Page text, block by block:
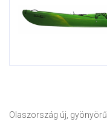
Olaszország új,